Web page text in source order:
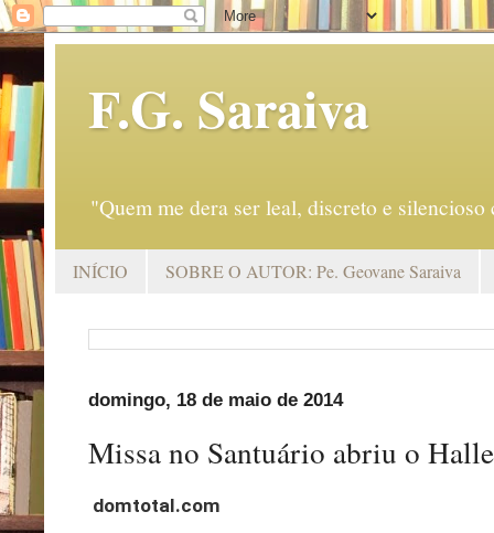
F.G. Saraiva
"Quem me dera ser leal, discreto e
INÍCIO SOBRE O AUTOR: Pe. Geovane Saraiva
domingo, 18 de maio de 2014
Missa no Santuário abriu o
domtotal.com